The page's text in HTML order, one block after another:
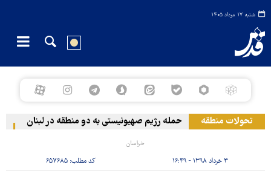
شنبه ۱۷ مرداد ۱۴۰۵
تحولات منطقه حمله رژیم صهیونیستی به دو منطقه در لبنان
خراسان
۳ خرداد ۱۳۹۸ - ۱۶:۴۹ کد مطلب: ۶۵۷۶۸۵